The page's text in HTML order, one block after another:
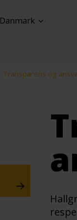
Danmark
Transparens og